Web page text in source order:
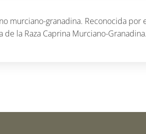
murciano-granadina. Reconocida
la Raza Caprina Murciano-Granadina.